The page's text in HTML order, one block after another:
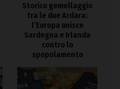
Storico gemellaggio
tra le due Ardara:
l’Europa unisce
Sardegna e Irlanda
contro lo
spopolamento